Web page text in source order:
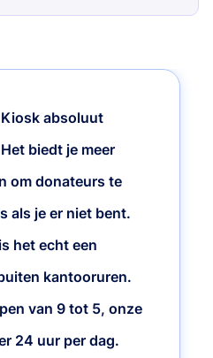
absoluut
biedt je meer
om donateurs te
als je er niet bent.
het echt een
kantooruren.
van 9 tot 5, onze
24 uur per dag.